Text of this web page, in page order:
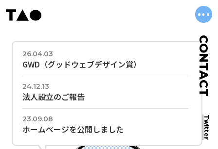
CONTACT
Twitter
26.04.03
GWD（グッドウェブデザイン賞）
24.12.13
法人設立のご報告
23.09.08
ホームページを公開しました